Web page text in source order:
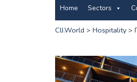
Home Sectors
CIJ.World > Hospitality>